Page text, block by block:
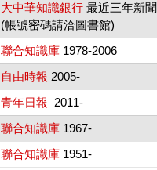
大中華知識銀行 最近三年新聞
(帳號密碼請洽圖書館)
聯合知識庫 1978-2006
自由時報 2005-
青年日報 2011-
聯合知識庫 1967-
聯合知識庫 1951-